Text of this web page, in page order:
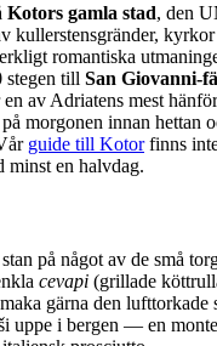
Kotors gamla stad, den
kullerstensgränder,
romantiska
stegen till San Giovanni-
av Adriatens mest
morgonen innan hettan
guide till Kotorfinns
minst en halvdag.
på något av de små
cevapi (grillade
gärna den lufttorkade
uppe i bergen — en